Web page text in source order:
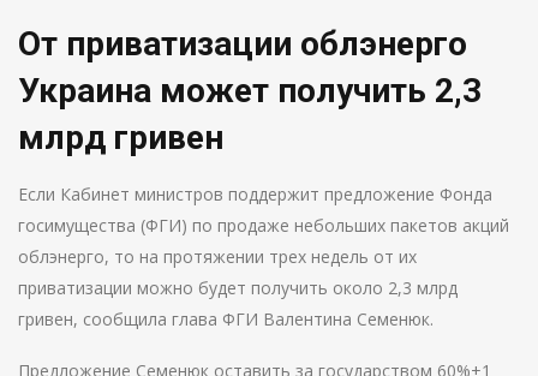
От приватизации облэнерго
Украина может получить 2,3
млрд гривен
Если Кабинет министров поддержит предложение Фонда
госимущества (ФГИ) по продаже небольших пакетов акций
облэнерго, то на протяжении трех недель от их
приватизации можно будет получить около 2,3 млрд
гривен, сообщила глава ФГИ Валентина Семенюк.
Предложение Семенюк оставить за государством 60%+1